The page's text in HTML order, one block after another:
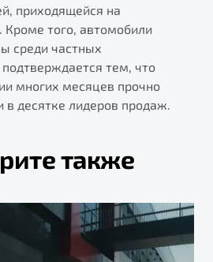
приходящейся на
того, автомобили
среди частных
тем, что
многих месяцев прочно
в десятке лидеров продаж.
также